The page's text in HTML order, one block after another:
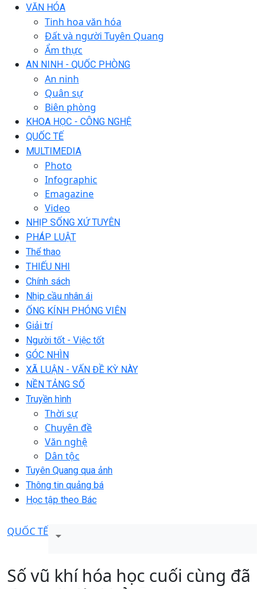
VĂN HÓA
Tinh hoa văn hóa
Đất và người Tuyên Quang
Ẩm thực
AN NINH - QUỐC PHÒNG
An ninh
Quân sự
Biên phòng
KHOA HỌC - CÔNG NGHỆ
QUỐC TẾ
MULTIMEDIA
Photo
Infographic
Emagazine
Video
NHỊP SỐNG XỨ TUYÊN
PHÁP LUẬT
Thể thao
THIẾU NHI
Chính sách
Nhịp cầu nhân ái
ỐNG KÍNH PHÓNG VIÊN
Giải trí
Người tốt - Việc tốt
GÓC NHÌN
XÃ LUẬN - VẤN ĐỀ KỲ NÀY
NỀN TẢNG SỐ
Truyền hình
Thời sự
Chuyên đề
Văn nghệ
Dân tộc
Tuyên Quang qua ảnh
Thông tin quảng bá
Học tập theo Bác
QUỐC TẾ
Số vũ khí hóa học cuối cùng đã